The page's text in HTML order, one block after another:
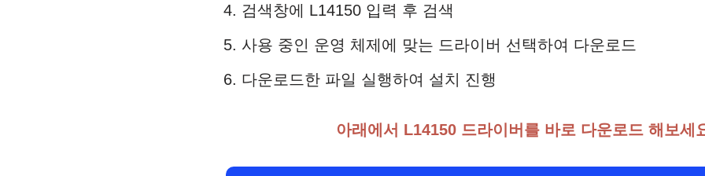
검색창에 L14150 입력 후 검색
사용 중인 운영 체제에 맞는 드라이버 선택하여 다운로드
다운로드한 파일 실행하여 설치 진행
아래에서 L14150 드라이버를 바로 다운로드 해보세